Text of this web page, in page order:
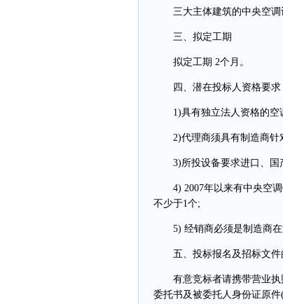
三大主体建筑的中央空调
三、拟定工期
拟定工期 2个月。
四、潜在投标人资格要求
1)具有独立法人资格的空
2)代理商须具有制造商针
3)所投设备要求进口、国
4) 2007年以来有中央空调
不少于1个;
5) 经销商必须是制造商在
五、投标报名及招标文件
有意竞标者请携带营业执
委托书及被委托人身份证原